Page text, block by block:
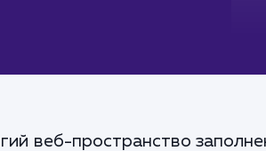
веб-пространство